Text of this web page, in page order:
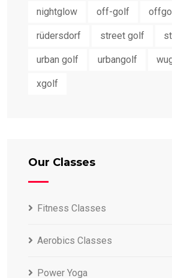
nightglow off-golf
rüdersdorf street golf
urban golf urbangolf
xgolf
Our Classes
Fitness Classes
Aerobics Classes
Power Yoga